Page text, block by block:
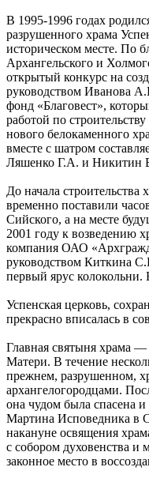
В 1995-1996 годах
разрушенного храма
историческом месте. По
Архангельского и
открытый конкурс на
руководством Иванова
фонд «Благовест»,
работой по
нового белокаменного
вместе с шатром
Ляшенко Г.А. и Никитин
До начала строительства
временно поставили
Сийского, а на месте
2001 году к возведению
компания ОАО
руководством Киткина
первый ярус колокольни.
Успенская церковь,
прекрасно вписалась в
Главная святыня храма
Матери. В течение
прежнем, разрушенном,
архангелогородцами.
она чудом была спасена и
Мартина Исповедника в
накануне освящения
с собором духовенства и
законное место в